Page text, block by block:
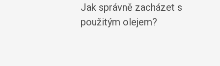
Jak správně zacházet s
použitým olejem?